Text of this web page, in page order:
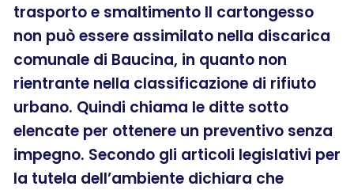
trasporto e smaltimento Il cartongesso
non può essere assimilato nella discarica
comunale di Baucina, in quanto non
rientrante nella classificazione di rifiuto
urbano. Quindi chiama le ditte sotto
elencate per ottenere un preventivo senza
impegno. Secondo gli articoli legislativi per
la tutela dell’ambiente dichiara che